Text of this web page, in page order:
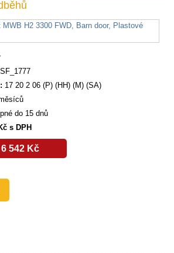
SF_1777
17 20 2 06 (P) (HH) (M) (SA)
do 15 dnů
s DPH
6 542 Kč